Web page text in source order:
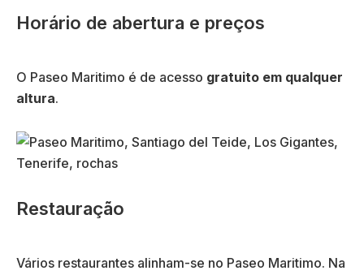
Horário de abertura e preços
O Paseo Maritimo é de acesso gratuito em qualquer
altura.
Restauração
Vários restaurantes alinham-se no Paseo Maritimo. Na